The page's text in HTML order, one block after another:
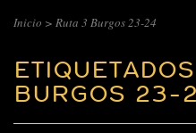
Inicio > Ruta 3 Burgos 23-24
BURGOS 23-